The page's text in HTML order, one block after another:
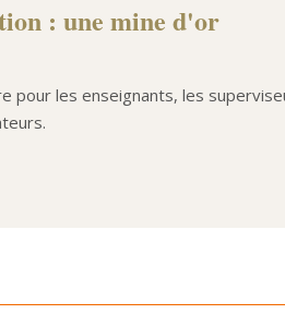
: une mine d'or
pour les enseignants, les